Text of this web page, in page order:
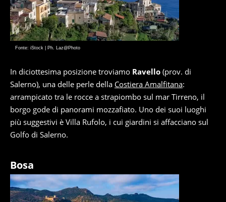
Fonte: iStock | Ph. Laz@Photo
In diciottesima posizione troviamo Ravello (prov. di
Salerno), una delle perle della Costiera Amalfitana:
arrampicato tra le rocce a strapiombo sul mar Tirreno, il
borgo gode di panorami mozzafiato. Uno dei suoi luoghi
più suggestivi è Villa Rufolo, i cui giardini si affacciano sul
Golfo di Salerno.
Bosa